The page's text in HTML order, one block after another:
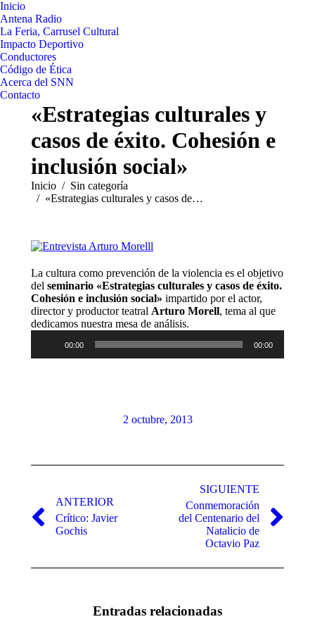
Inicio
Antena Radio
La Feria, Carrusel Cultural
Impacto Deportivo
Conductores
Código de Ética
Acerca del SNN
Contacto
«Estrategias culturales y
casos de éxito. Cohesión e
inclusión social»
Estás aquí:
Inicio
Sin categoría
«Estrategias culturales y casos de…
La cultura como prevención de la violencia es el objetivo
del seminario «Estrategias culturales y casos de éxito.
Cohesión e inclusión social» impartido por el actor,
director y productor teatral Arturo Morell, tema al que
dedicamos nuestra mesa de análisis.
audio
00:00 00:00
2 octubre, 2013
publicaciones
ANTERIOR
Publicación
anterior:
Crítico: Javier
Gochis
SIGUIENTE
Publicación
siguiente:
Conmemoración
del Centenario del
Natalicio de
Octavio Paz
Entradas relacionadas